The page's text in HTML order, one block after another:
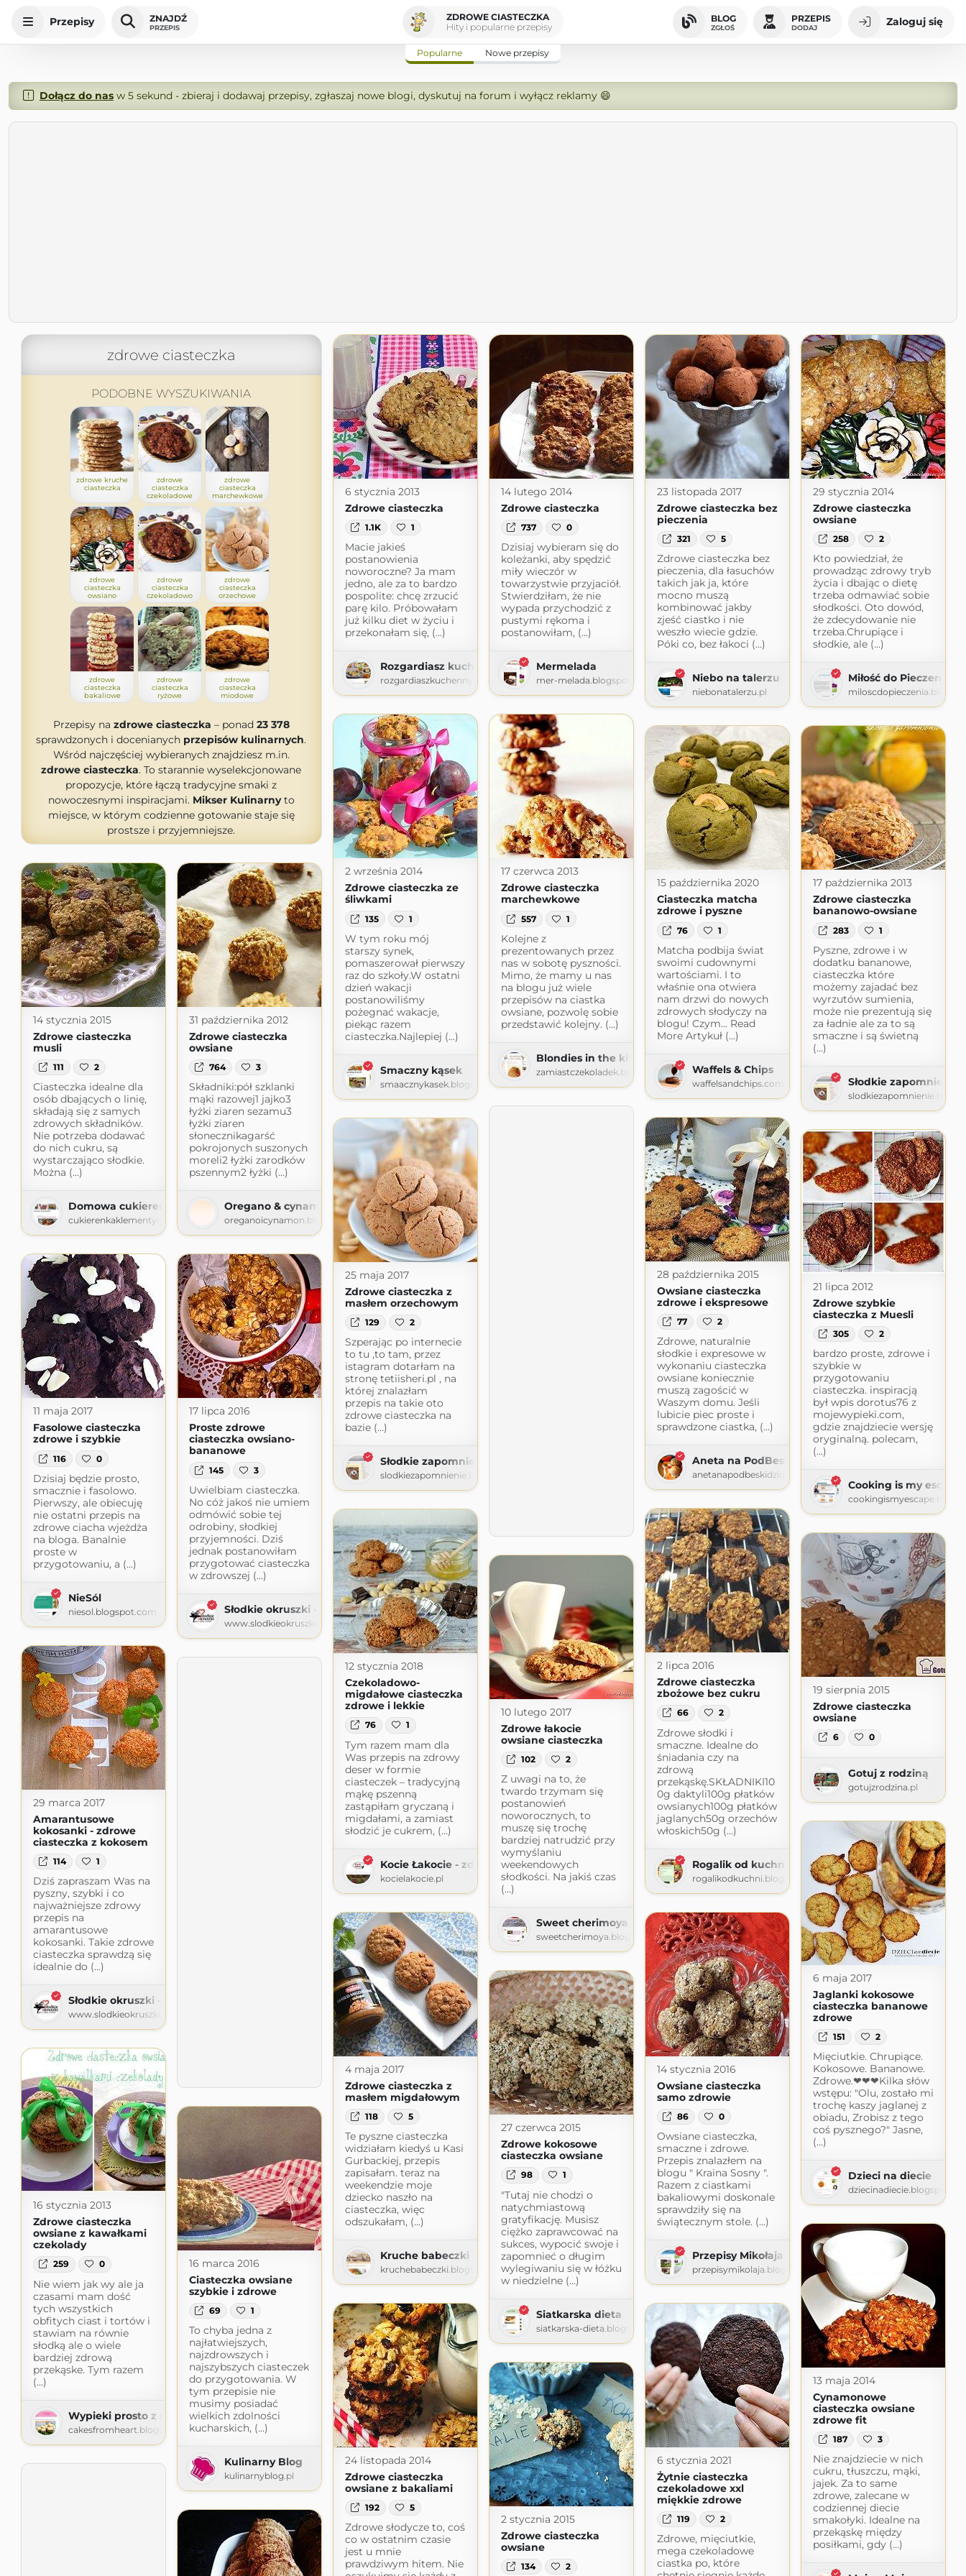
Przepisy ZNAJDŹ
PRZEPIS
ZDROWE CIASTECZKA
Hity i popularne przepisy
BLOG
ZGŁOŚ
PRZEPIS
DODAJ Zaloguj się
Popularne Nowe przepisy
Dołącz do nasw 5 sekund - zbieraj i dodawaj przepisy, zgłaszaj nowe blogi, dyskutuj na forum i wyłącz reklamy 😄
zdrowe ciasteczka
PODOBNE WYSZUKIWANIA
zdrowe kruche
ciasteczka
zdrowe
ciasteczka
czekoladowe
zdrowe
ciasteczka
marchewkowe
zdrowe
ciasteczka
owsiano
zdrowe
ciasteczka
czekoladowo
zdrowe
ciasteczka
orzechowe
zdrowe
ciasteczka
bakaliowe
zdrowe
ciasteczka
ryżowe
zdrowe
ciasteczka
miodowe
Przepisy na zdrowe ciasteczka – ponad 23 378
sprawdzonych i docenianych przepisów kulinarnych.
Wśród najczęściej wybieranych znajdziesz m.in.
zdrowe ciasteczka. To starannie wyselekcjonowane
propozycje, które łączą tradycyjne smaki z
nowoczesnymi inspiracjami. Mikser Kulinarnyto
miejsce, w którym codzienne gotowanie staje się
prostsze i przyjemniejsze.
6 stycznia 2013
Zdrowe ciasteczka
1.1K 1
Macie jakieś
postanowienia
noworoczne? Ja mam
jedno, ale za to bardzo
pospolite: chcę zrzucić
parę kilo. Próbowałam
już kilku diet w życiu i
przekonałam się, (...)
Rozgardiasz kuchenny
rozgardiaszkuchenny.blogspot.com
14 lutego 2014
Zdrowe ciasteczka
737 0
Dzisiaj wybieram się do
koleżanki, aby spędzić
miły wieczór w
towarzystwie przyjaciół.
Stwierdziłam, że nie
wypada przychodzić z
pustymi rękoma i
postanowiłam, (...)
Mermelada
mer-melada.blogspot.com
23 listopada 2017
Zdrowe ciasteczka bez
pieczenia
321 5
Zdrowe ciasteczka bez
pieczenia, dla łasuchów
takich jak ja, które
mocno muszą
kombinować jakby
zjeść ciastko i nie
weszło wiecie gdzie.
Póki co, bez łakoci (...)
Niebo na talerzu
niebonatalerzu.pl
29 stycznia 2014
Zdrowe ciasteczka
owsiane
258 2
Kto powiedział, że
prowadząc zdrowy tryb
życia i dbając o dietę
trzeba odmawiać sobie
słodkości. Oto dowód,
że zdecydowanie nie
trzeba.Chrupiące i
słodkie, ale (...)
Miłość do Pieczenia
2 września 2014
Zdrowe ciasteczka ze
śliwkami
135 1
W tym roku mój
starszy synek,
pomaszerował pierwszy
raz do szkoły.W ostatni
dzień wakacji
postanowiliśmy
pożegnać wakacje,
piekąc razem
ciasteczka.Najlepiej (...)
Smaczny kąsek
smaacznykasek.blogspot.com
17 czerwca 2013
Zdrowe ciasteczka
marchewkowe
557 1
Kolejne z
prezentowanych przez
nas w sobotę pyszności.
Mimo, że mamy u nas
na blogu już wiele
przepisów na ciastka
owsiane, pozwolę sobie
przedstawić kolejny. (...)
Blondies in the kitchen
zamiastczekoladek.blogspot.com
15 października 2020
Ciasteczka matcha
zdrowe i pyszne
76 1
Matcha podbija świat
swoimi cudownymi
wartościami. I to
właśnie ona otwiera
nam drzwi do nowych
zdrowych słodyczy na
blogu! Czym... Read
More Artykuł (...)
Waffels & Chips
waffelsandchips.com
17 października 2013
Zdrowe ciasteczka
bananowo-owsiane
283 1
Pyszne, zdrowe i w
dodatku bananowe,
ciasteczka które
możemy zajadać bez
wyrzutów sumienia,
może nie prezentują się
za ładnie ale za to są
smaczne i są świetną
(...)
Słodkie zapomnienie
14 stycznia 2015
Zdrowe ciasteczka
musli
111 2
Ciasteczka idealne dla
osób dbających o linię,
składają się z samych
zdrowych składników.
Nie potrzeba dodawać
do nich cukru, są
wystarczająco słodkie.
Można (...)
Domowa cukierenka
cukierenkaklementynki.blogspot.com
31 października 2012
Zdrowe ciasteczka
owsiane
764 3
Składniki:pół szklanki
mąki razowej1 jajko3
łyżki ziaren sezamu3
łyżki ziaren
słonecznikagarść
pokrojonych suszonych
moreli2 łyżki zarodków
pszennym2 łyżki (...)
Oregano & cynamon
oreganoicynamon.blogspot.com
28 października 2015
Owsiane ciasteczka
zdrowe i ekspresowe
77 2
Zdrowe, naturalnie
słodkie i expresowe w
wykonaniu ciasteczka
owsiane koniecznie
muszą zagościć w
Waszym domu. Jeśli
lubicie piec proste i
sprawdzone ciastka, (...)
Aneta na PodBeskidziu
anetanapodbeskidziu.blogspot.com
25 maja 2017
Zdrowe ciasteczka z
masłem orzechowym
129 2
Szperając po internecie
to tu ,to tam, przez
istagram dotarłam na
stronę tetiisheri.pl , na
której znalazłam
przepis na takie oto
zdrowe ciasteczka na
bazie (...)
Słodkie zapomnienie
slodkiezapomnienie.blogspot.com
21 lipca 2012
Zdrowe szybkie
ciasteczka z Muesli
305 2
bardzo proste, zdrowe i
szybkie w
przygotowaniu
ciasteczka. inspiracją
był wpis dorotus76 z
mojewypieki.com,
gdzie znajdziecie wersję
oryginalną. polecam,
(...)
Cooking is my
11 maja 2017
Fasolowe ciasteczka
zdrowe i szybkie
116 0
Dzisiaj będzie prosto,
smacznie i fasolowo.
Pierwszy, ale obiecuję
nie ostatni przepis na
zdrowe ciacha wjeżdża
na bloga. Banalnie
proste w
przygotowaniu, a (...)
NieSól
niesol.blogspot.com
17 lipca 2016
Proste zdrowe
ciasteczka owsiano-
bananowe
145 3
Uwielbiam ciasteczka.
No cóż jakoś nie umiem
odmówić sobie tej
odrobiny, słodkiej
przyjemności. Dziś
jednak postanowiłam
przygotować ciasteczka
w zdrowszej (...)
Słodkie okruszki - piecz i gotuj z sercem
www.slodkieokruszki.pl
2 lipca 2016
Zdrowe ciasteczka
zbożowe bez cukru
66 2
Zdrowe słodki i
smaczne. Idealne do
śniadania czy na
zdrową
przekąskę.SKŁADNIKI10
0g daktyli100g płatków
owsianych100g płatków
jaglanych50g orzechów
włoskich50g (...)
Rogalik od kuchni
rogalikodkuchni.blogspot.com
12 stycznia 2018
Czekoladowo-
migdałowe ciasteczka
zdrowe i lekkie
76 1
Tym razem mam dla
Was przepis na zdrowy
deser w formie
ciasteczek – tradycyjną
mąkę pszenną
zastąpiłam gryczaną i
migdałami, a zamiast
słodzić je cukrem, (...)
Kocie Łakocie - zdrowo i bez cukru
kocielakocie.pl
19 sierpnia 2015
Zdrowe ciasteczka
owsiane
6 0
Gotuj z rodziną
gotujzrodzina.pl
10 lutego 2017
Zdrowe łakocie
owsiane ciasteczka
102 2
Z uwagi na to, że
twardo trzymam się
postanowień
noworocznych, to
muszę się trochę
bardziej natrudzić przy
wymyślaniu
weekendowych
słodkości. Na jakiś czas
(...)
Sweet cherimoya
sweetcherimoya.blogspot.com
29 marca 2017
Amarantusowe
kokosanki - zdrowe
ciasteczka z kokosem
114 1
Dziś zapraszam Was na
pyszny, szybki i co
najważniejsze zdrowy
przepis na
amarantusowe
kokosanki. Takie zdrowe
ciasteczka sprawdzą się
idealnie do (...)
Słodkie okruszki - piecz i gotuj z sercem
www.slodkieokruszki.pl
6 maja 2017
Jaglanki kokosowe
ciasteczka bananowe
zdrowe
151 2
Mięciutkie. Chrupiące.
Kokosowe. Bananowe.
Zdrowe.❤❤❤Kilka słów
wstępu: "Olu, zostało mi
trochę kaszy jaglanej z
obiadu, Zrobisz z tego
coś pysznego?" Jasne,
(...)
Dzieci na diecie
4 maja 2017
Zdrowe ciasteczka z
masłem migdałowym
118 5
Te pyszne ciasteczka
widziałam kiedyś u Kasi
Gurbackiej, przepis
zapisałam. teraz na
weekendzie moje
dziecko naszło na
ciasteczka, więc
odszukałam, (...)
Kruche babeczki
kruchebabeczki.blogspot.com
14 stycznia 2016
Owsiane ciasteczka
samo zdrowie
86 0
Owsiane ciasteczka,
smaczne i zdrowe.
Przepis znalazłem na
blogu " Kraina Sosny ".
Razem z ciastkami
bakaliowymi doskonale
sprawdziły się na
świątecznym stole. (...)
Przepisy Mikołaja
przepisymikolaja.blogspot.com
27 czerwca 2015
Zdrowe kokosowe
ciasteczka owsiane
98 1
"Tutaj nie chodzi o
natychmiastową
gratyfikację. Musisz
ciężko zaprawcować na
sukces, wypocić swoje i
zapomnieć o długim
wylegiwaniu się w łóżku
w niedzielne (...)
Siatkarska dieta
siatkarska-dieta.blogspot.com
16 stycznia 2013
Zdrowe ciasteczka
owsiane z kawałkami
czekolady
259 0
Nie wiem jak wy ale ja
czasami mam dość
tych wszystkich
obfitych ciast i tortów i
stawiam na równie
słodką ale o wiele
bardziej zdrową
przekąske. Tym razem
(...)
Wypieki prosto z serca
cakesfromheart.blogspot.com
16 marca 2016
Ciasteczka owsiane
szybkie i zdrowe
69 1
To chyba jedna z
najłatwiejszych,
najzdrowszych i
najszybszych ciasteczek
do przygotowania. W
tym przepisie nie
musimy posiadać
wielkich zdolności
kucharskich, (...)
Kulinarny Blog
kulinarnyblog.pl
13 maja 2014
Cynamonowe
ciasteczka owsiane
zdrowe fit
187 3
Nie znajdziecie w nich
cukru, tłuszczu, mąki,
jajek. Za to same
zdrowe, zalecane w
codziennej diecie
smakołyki. Idealne na
przekąskę między
posiłkami, gdy (...)
24 listopada 2014
Zdrowe ciasteczka
owsiane z bakaliami
192 5
Zdrowe słodycze to, coś
co w ostatnim czasie
jest u mnie
prawdziwym hitem. Nie
6 stycznia 2021
Żytnie ciasteczka
czekoladowe xxl
miękkie zdrowe
119 2
Zdrowe, mięciutkie,
mega czekoladowe
ciastka po, które
2 stycznia 2015
Zdrowe ciasteczka
owsiane
134 2